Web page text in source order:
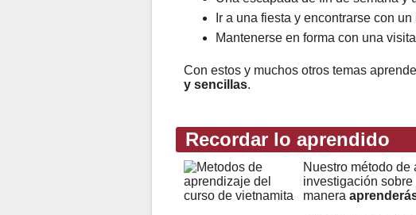
Ir a una fiesta y encontrarse con
Mantenerse en forma con una
Con estos y muchos otros temas
y sencillas.
Recordar lo aprendido
Nuestro método
investigación sobre
manera